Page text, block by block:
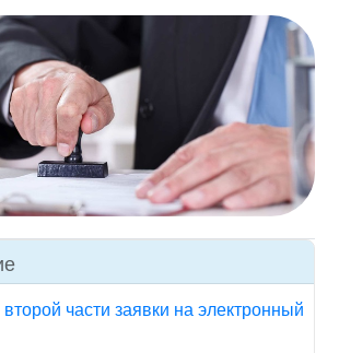
части заявки на электронный